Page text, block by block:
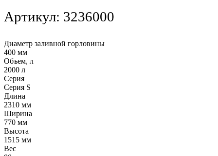
Артикул: 3236000
Диаметр заливной горловины
400 мм
Объем, л
2000 л
Серия
Серия S
Длина
2310 мм
Ширина
770 мм
Высота
1515 мм
Вес